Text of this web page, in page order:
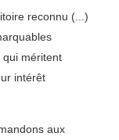
reconnu (...)
qui méritent
intérêt
aux